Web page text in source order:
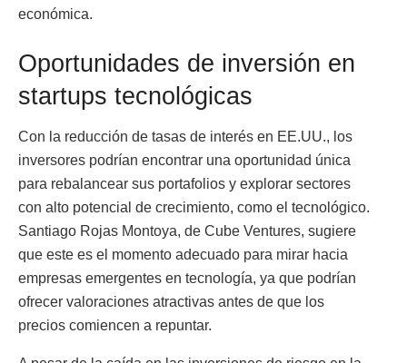
económica.
Oportunidades de inversión en
startups tecnológicas
Con la reducción de tasas de interés en EE.UU., los
inversores podrían encontrar una oportunidad única
para rebalancear sus portafolios y explorar sectores
con alto potencial de crecimiento, como el tecnológico.
Santiago Rojas Montoya, de Cube Ventures, sugiere
que este es el momento adecuado para mirar hacia
empresas emergentes en tecnología, ya que podrían
ofrecer valoraciones atractivas antes de que los
precios comiencen a repuntar.